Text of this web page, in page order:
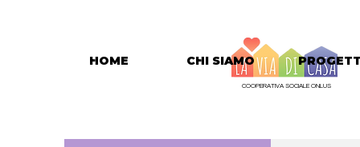
COOPERATIVA SOCIALE ONLUS
HOME CHI SIAMO